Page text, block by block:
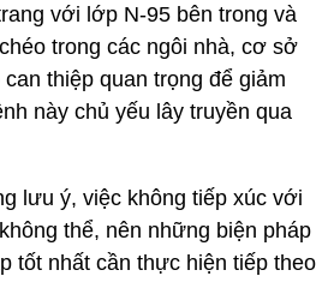
với lớp N-95 bên trong và
trong các ngôi nhà, cơ sở
thiệp quan trọng để giảm
này chủ yếu lây truyền qua
lưu ý, việc không tiếp xúc với
thể, nên những biện pháp
tốt nhất cần thực hiện tiếp theo